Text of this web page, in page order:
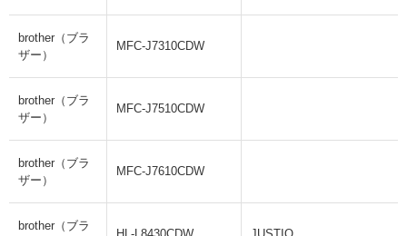
brother（ブラ
ザー）
MFC-J7310CDW
brother（ブラ
ザー）
MFC-J7510CDW
brother（ブラ
ザー）
MFC-J7610CDW
brother（ブラ
HL-L8430CDW JUSTIO